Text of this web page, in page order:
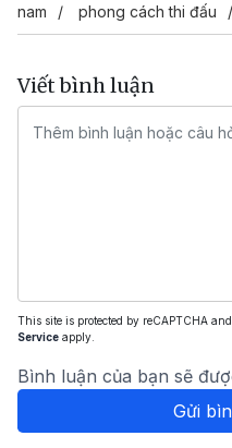
nam
phong cách thi đấu
Viết bình luận
This site is protected by reCAPTCHA
Service apply.
Bình luận của bạn sẽ
Gửi